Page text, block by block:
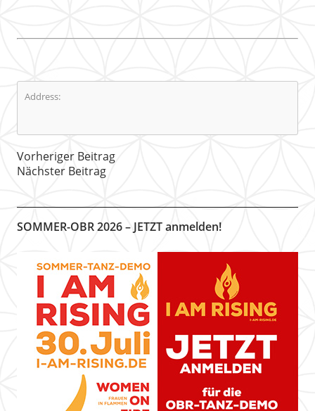
Address:
Vorheriger Beitrag
Nächster Beitrag
SOMMER-OBR 2026 – JETZT anmelden!